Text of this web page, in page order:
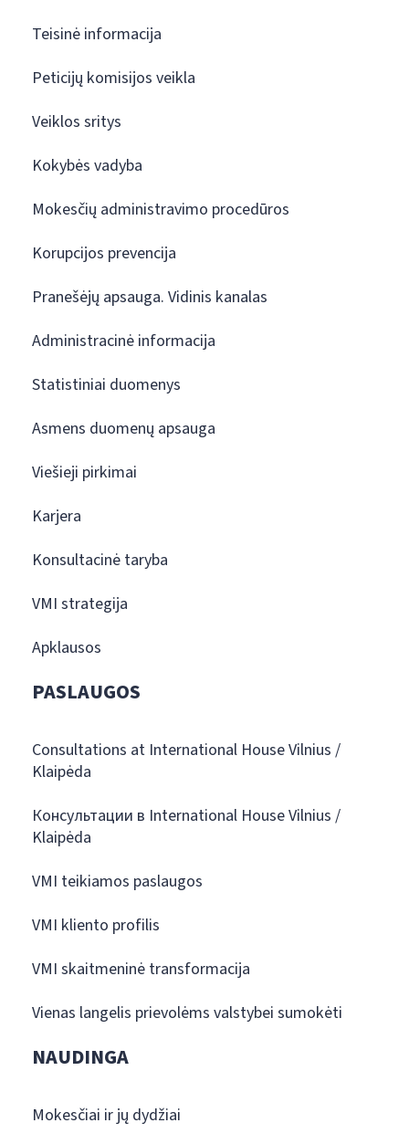
Teisinė informacija
Peticijų komisijos veikla
Veiklos sritys
Kokybės vadyba
Mokesčių administravimo procedūros
Korupcijos prevencija
Pranešėjų apsauga. Vidinis kanalas
Administracinė informacija
Statistiniai duomenys
Asmens duomenų apsauga
Viešieji pirkimai
Karjera
Konsultacinė taryba
VMI strategija
Apklausos
PASLAUGOS
Consultations at International House Vilnius /
Klaipėda
Консультации в International House Vilnius /
Klaipėda
VMI teikiamos paslaugos
VMI kliento profilis
VMI skaitmeninė transformacija
Vienas langelis prievolėms valstybei sumokėti
NAUDINGA
Mokesčiai ir jų dydžiai